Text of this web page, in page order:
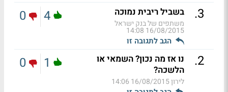
3
. בשביל ריבית נמוכה
משתפים של בנק ישראל
16/08/2015 14:08
הגב לתגובה זו
4
0
2
.
נו אז מה נכון? השמאי או
הלשכה?
לירון16/08/2015 14:06
1
0